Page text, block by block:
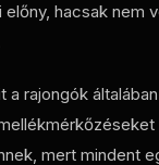
hacsak nem
a rajongók
mert mindent